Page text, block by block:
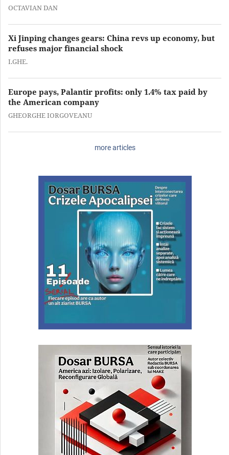
OCTAVIAN DAN
Xi Jinping changes gears: China revs up economy, but
refuses major financial shock
I.GHE.
Europe pays, Palantir profits: only 1.4% tax paid by
the American company
GHEORGHE IORGOVEANU
more articles